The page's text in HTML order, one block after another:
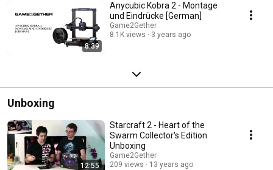
8:39
Anycubic Kobra 2 - Montage
und Eindrücke [German]
Game2Gether
8.1K views
3 years ago
Unboxing
12:55
Starcraft 2 - Heart of the
Swarm Collector's Edition
Unboxing
Game2Gether
209 views
13 years ago